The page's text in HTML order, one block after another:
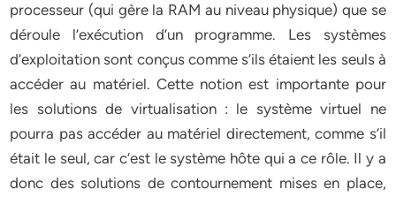
processeur (qui gère la RAM au niveau physique) que se
déroule l’exécution d’un programme. Les systèmes
d’exploitation sont conçus comme s’ils étaient les seuls à
accéder au matériel. Cette notion est importante pour
les solutions de virtualisation : le système virtuel ne
pourra pas accéder au matériel directement, comme s’il
était le seul, car c’est le système hôte qui a ce rôle. Il y a
donc des solutions de contournement mises en place,